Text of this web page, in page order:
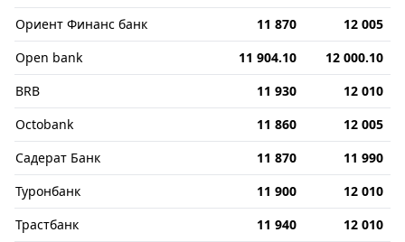
Ориент Финанс банк
11 870
12 005
Open bank
11 904.10
12 000.10
BRB
11 930
12 010
Octobank
11 860
12 005
Садерат Банк
11 870
11 990
Туронбанк
11 900
12 010
Трастбанк
11 940
12 010